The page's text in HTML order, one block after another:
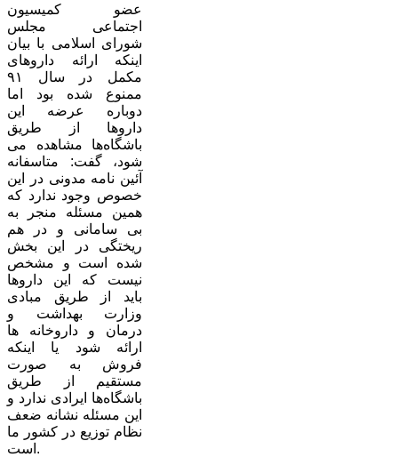
عضو کمیسیون
اجتماعی مجلس
شورای اسلامی با بیان
اینکه ارائه داروهای
مکمل در سال ۹۱
ممنوع شده بود اما
دوباره عرضه این
داروها از طریق
باشگاه‌ها مشاهده می
شود، گفت: متاسفانه
آئین نامه مدونی در این
خصوص وجود ندارد که
همین مسئله منجر به
بی سامانی و در هم
ریختگی در این بخش
شده است و مشخص
نیست که این داروها
باید از طریق مبادی
وزارت بهداشت و
درمان و داروخانه ها
ارائه شود یا اینکه
فروش به صورت
مستقیم از طریق
باشگاه‌ها ایرادی ندارد و
این مسئله نشانه ضعف
نظام توزیع در کشور ما
است.